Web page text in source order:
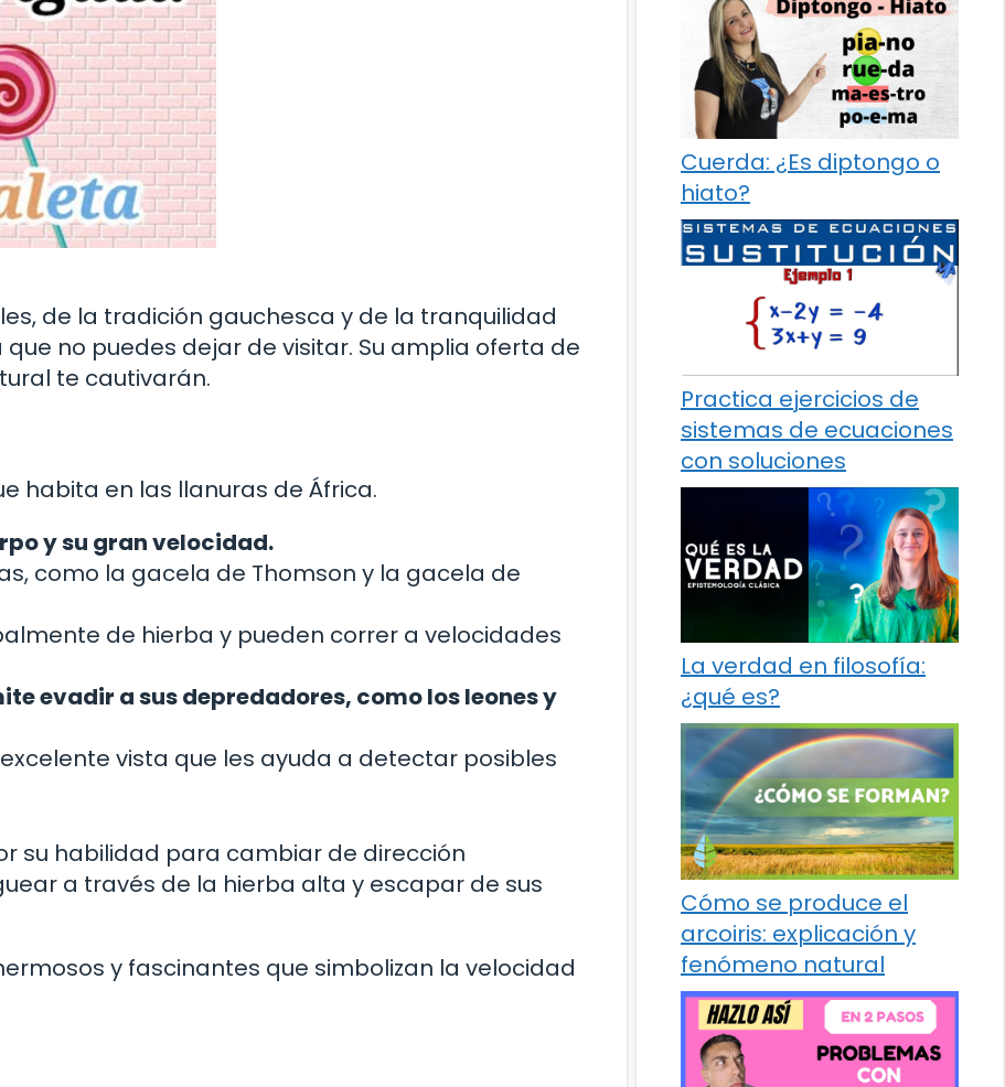
de la tradición gauchesca y de la tranquilidad
no puedes dejar de visitar. Su amplia oferta de
te cautivarán.
habita en las llanuras de África.
y su gran velocidad.
como la gacela de Thomson y la gacela de
de hierba y pueden correr a velocidades
evadir a sus depredadores, como los leones y
vista que les ayuda a detectar posibles
su habilidad para cambiar de dirección
a través de la hierba alta y escapar de sus
y fascinantes que simbolizan la velocidad
Cuerda: ¿Es diptongo o
hiato?
Practica ejercicios de
sistemas de ecuaciones
con soluciones
La verdad en filosofía:
¿qué es?
Cómo se produce el
arcoiris: explicación y
fenómeno natural